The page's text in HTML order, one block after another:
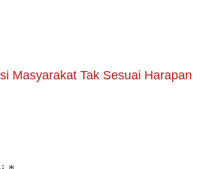
Masyarakat Tak Sesuai Harapan